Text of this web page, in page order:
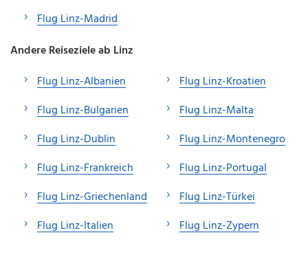
Flug Linz-Madrid
Andere Reiseziele ab Linz
Flug Linz-Albanien
Flug Linz-Bulgarien
Flug Linz-Dublin
Flug Linz-Frankreich
Flug Linz-Griechenland
Flug Linz-Italien
Flug Linz-Kroatien
Flug Linz-Malta
Flug Linz-Montenegro
Flug Linz-Portugal
Flug Linz-Türkei
Flug Linz-Zypern